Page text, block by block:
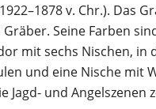
v. Chr.). Das
Seine Farben
mit sechs Nischen,
und eine Nische mit
und Angelszenen